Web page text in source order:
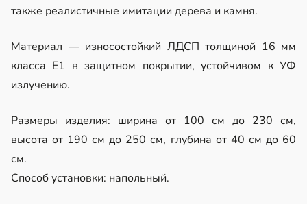
также реалистичные имитации дерева и камня.
Материал — износостойкий ЛДСП толщиной 16 мм
класса Е1 в защитном покрытии, устойчивом к УФ
излучению.
Размеры изделия: ширина от 100 см до 230 см,
высота от 190 см до 250 см, глубина от 40 см до 60
см.
Способ установки: напольный.